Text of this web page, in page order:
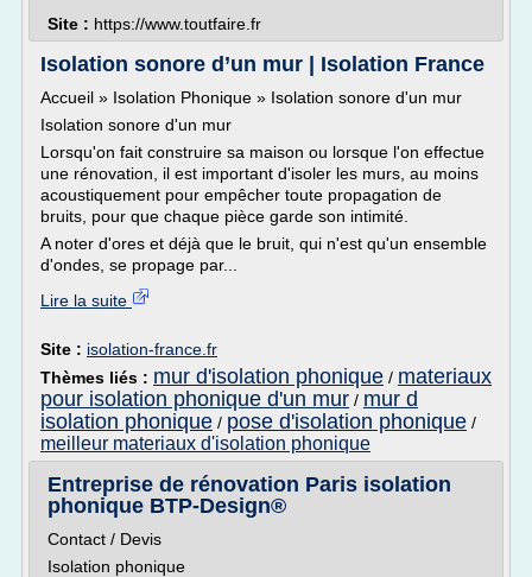
Site : https://www.toutfaire.fr
Isolation sonore d’un mur | Isolation France
Accueil » Isolation Phonique » Isolation sonore d'un mur
Isolation sonore d'un mur
Lorsqu'on fait construire sa maison ou lorsque l'on effectue
une rénovation, il est important d'isoler les murs, au moins
acoustiquement pour empêcher toute propagation de
bruits, pour que chaque pièce garde son intimité.
A noter d'ores et déjà que le bruit, qui n'est qu'un ensemble
d'ondes, se propage par...
Lire la suite
Site : isolation-france.fr
Thèmes liés : mur d'isolation phonique / materiaux
pour isolation phonique d'un mur / mur d
isolation phonique / pose d'isolation phonique /
meilleur materiaux d'isolation phonique
Entreprise de rénovation Paris isolation
phonique BTP-Design®
Contact / Devis
Isolation phonique